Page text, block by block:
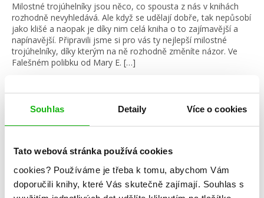
Souhlas Detaily Více o cookies
Tato webová stránka používá cookies
cookies? Používáme je třeba k tomu, abychom Vám
doporučili knihy, které Vás skutečně zajímají. Souhlas s
Milostné trojúhelníky jsou něco, co spousta z nás v knihách
rozhodně nevyhledává. Ale když se udělají dobře, tak nepůsobí
jako klišé a naopak je díky nim celá kniha o to zajímavější a
napínavější. Připravili jsme si pro vás ty nejlepší milostné
trojúhelníky, díky kterým na ně rozhodně změníte názor. Ve
Falešném polibku od Mary E. […]